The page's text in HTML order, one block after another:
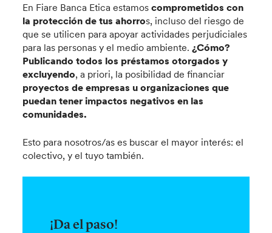
En Fiare Banca Etica estamoscomprometidos con
la protección de tus ahorros, incluso del riesgo de
que se utilicen para apoyar actividades perjudiciales
para las personas y el medio ambiente. ¿Cómo?
Publicando todos los préstamos otorgados y
excluyendo, a priori, la posibilidad de financiar
proyectos de empresas u organizaciones que
puedan tener impactos negativos en las
comunidades.
Esto para nosotros/as es buscar el mayor interés: el
colectivo, y el tuyo también.
¡Da el paso!